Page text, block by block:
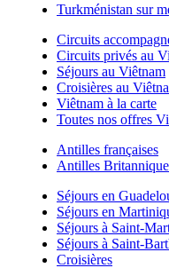
Turkménistan sur
Circuits
Circuits privés au
Séjours au Viêtnam
Croisières au
Viêtnam à la carte
Toutes nos offres
Antilles françaises
Antilles
Séjours en
Séjours en
Séjours à Saint-
Séjours à Saint-
Croisières